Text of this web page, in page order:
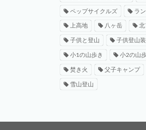
ペップサイクルズ ラ
上高地 八ヶ岳 北
子供と登山 子供登山
小1の山歩き 小2の山
焚き火 父子キャンプ
雪山登山